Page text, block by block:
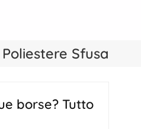
Português
Sfusa
borse? Tutto